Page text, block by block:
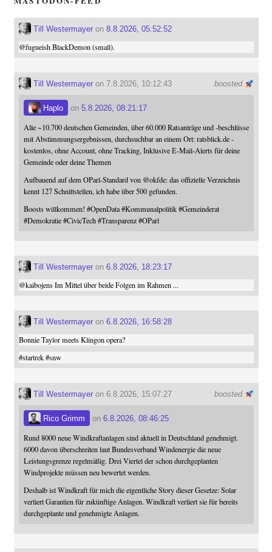
Till Westermayeron 8.8.2026, 05:52:52
@fugueishBlackDemon (small).
boosted
Till Westermayeron 7.8.2026, 10:12:43
Haplo on 5.8.2026, 08:21:17
Alle ~10.700 deutschen Gemeinden, über 60.000 Ratsanträge und -beschlüsse
mit Abstimmungsergebnissen, durchsuchbar an einem Ort: ratsblick.de -
kostenlos, ohne Account, ohne Tracking, Inklusive E-Mail-Alerts für deine
Gemeinde oder deine Themen
Aufbauend auf dem OParl-Standard von @okfde: das offizielle Verzeichnis
kennt 127 Schnittstellen, ich habe über 500 gefunden.
Boosts willkommen! #OpenData #Kommunalpolitik #Gemeinderat
#Demokratie #CivicTech #Transparenz #OParl
Till Westermayeron 6.8.2026, 18:23:17
@kaibojensIm Mittel über beide Folgen im Rahmen ...
Till Westermayeron 6.8.2026, 16:58:28
Bonnie Taylor meets Klingon opera?
#startrek #snw
boosted
Till Westermayeron 6.8.2026, 15:07:27
Rico Grimm on 6.8.2026, 08:46:25
Rund 8000 neue Windkraftanlagen sind aktuell in Deutschland genehmigt.
6000 davon überschreiten laut Bundesverband Windenergie die neue
Leistungsgrenze regelmäßig. Drei Viertel der schon durchgeplanten
Windprojekte müssen neu bewertet werden.
Deshalb ist Windkraft für mich die eigentliche Story dieser Gesetze: Solar
verliert Garantien für zukünftige Anlagen. Windkraft verliert sie für bereits
durchgeplante und genehmigte Anlagen.